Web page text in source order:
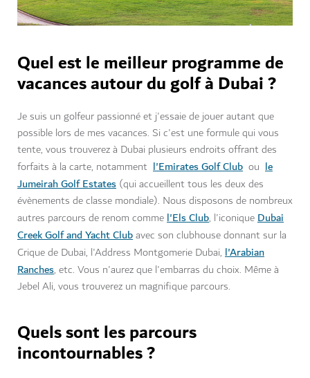
Quel est le meilleur programme de
vacances autour du golf à Dubai ?
Je suis un golfeur passionné et j'essaie de jouer autant que
possible lors de mes vacances. Si c'est une formule qui vous
tente, vous trouverez à Dubai plusieurs endroits offrant des
forfaits à la carte, notamment l'Emirates Golf Club ou le
Jumeirah Golf Estates (qui accueillent tous les deux des
évènements de classe mondiale). Nous disposons de nombreux
autres parcours de renom commel'Els Club, l'iconiqueDubai
Creek Golf and Yacht Clubavec son clubhouse donnant sur la
Crique de Dubai, l'Address Montgomerie Dubai, l'Arabian
Ranches, etc. Vous n'aurez que l'embarras du choix. Même à
Jebel Ali, vous trouverez un magnifique parcours.
Quels sont les parcours
incontournables ?